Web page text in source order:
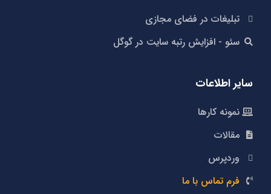
تبلیغات در فضای مجازی
سئو - افزایش رتبه سایت در گوگل
سایر اطلاعات
نمونه کارها
مقالات
وردپرس
فرم تماس با ما